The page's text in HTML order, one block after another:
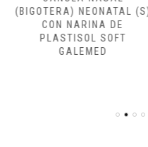
(BIGOTERA) NEONATAL (S)
CON NARINA DE
PLASTISOL SOFT
GALEMED